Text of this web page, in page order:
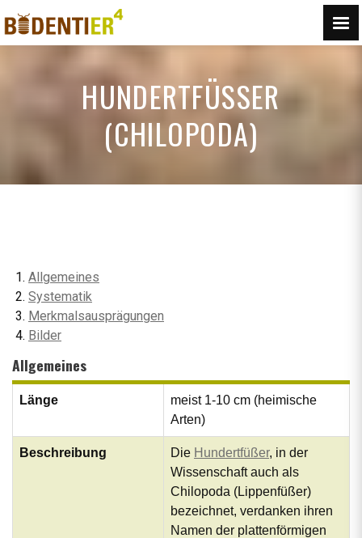
HUNDERTFÜSSER (
CHILOPODA)
Allgemeines
Systematik
Merkmalsausprägungen
Bilder
Allgemeines
Länge
meist 1-10 cm (heimische
Arten)
Beschreibung Die Hundertfüßer, in der
Wissenschaft auch als
Chilopoda (Lippenfüßer)
bezeichnet, verdanken ihren
Namen der plattenförmigen